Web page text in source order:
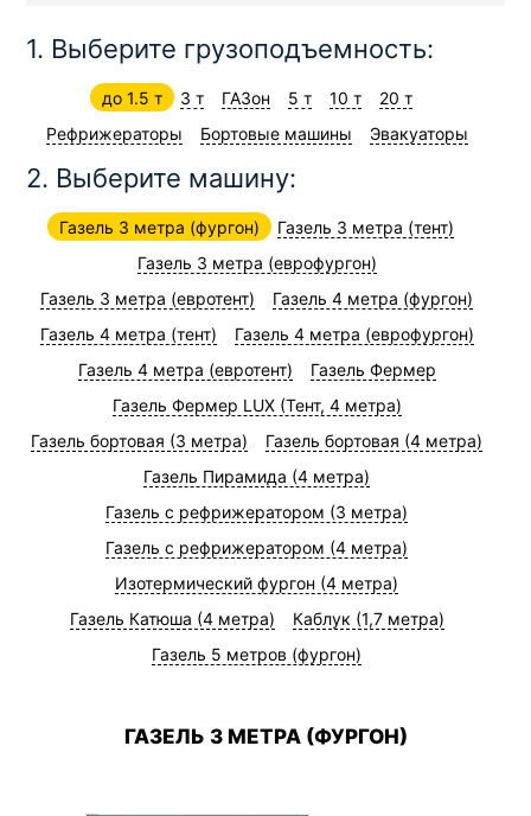
1. Выберите грузоподъемность:
до 1.5 т 3 т ГАЗон 5 т 10 т
20 т
Рефрижераторы
Бортовые машины Эвакуаторы
2. Выберите машину:
Газель 3 метра (фургон)
Газель 3 метра (тент)
Газель 3 метра (еврофургон)
Газель 3 метра (евротент)
Газель 4 метра (фургон)
Газель 4 метра (тент)
Газель 4 метра (еврофургон)
Газель 4 метра (евротент)
Газель Фермер
Газель Фермер LUX (Тент, 4 метра)
Газель бортовая (3 метра)
Газель бортовая (4 метра)
Газель Пирамида (4 метра)
Газель с рефрижератором (3 метра)
Газель с рефрижератором (4 метра)
Изотермический фургон (4 метра)
Газель Катюша (4 метра)
Каблук (1,7 метра)
Газель 5 метров (фургон)
ГАЗЕЛЬ 3 МЕТРА (ФУРГОН)